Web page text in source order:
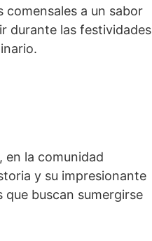
comensales a un sabor
durante las festividades
en la comunidad
y su impresionante
buscan sumergirse